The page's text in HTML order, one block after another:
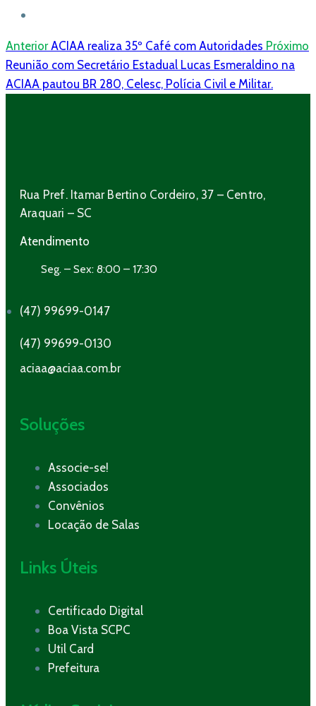
Anterior ACIAA realiza 35º Café com Autoridades Próximo
Reunião com Secretário Estadual Lucas Esmeraldino na
ACIAA pautou BR 280, Celesc, Polícia Civil e Militar.
Rua Pref. Itamar Bertino Cordeiro, 37 – Centro,
Araquari – SC
Atendimento
Seg. – Sex: 8:00 – 17:30
(47) 99699-0147
(47) 99699-0130
aciaa@aciaa.com.br
Soluções
Associe-se!
Associados
Convênios
Locação de Salas
Links Úteis
Certificado Digital
Boa Vista SCPC
Util Card
Prefeitura